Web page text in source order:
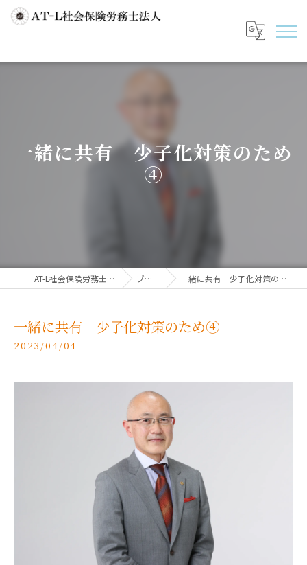
一緒に共有 少子化対策のため
④
AT-L社会保険労務士法人 ブログ 一緒に共有 少子化対策のため④
一緒に共有 少子化対策のため④
2023/04/04